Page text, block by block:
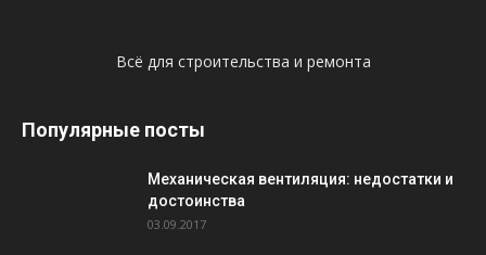
Всё для строительства и ремонта
Популярные посты
Механическая вентиляция: недостатки и
достоинства
03.09.2017